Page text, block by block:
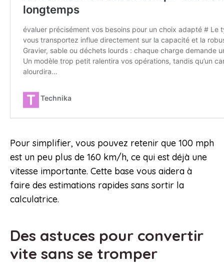
Pour simplifier, vous pouvez retenir que 100 mph
est un peu plus de 160 km/h, ce qui est déjà une
vitesse importante. Cette base vous aidera à
faire des estimations rapides sans sortir la
calculatrice.
Des astuces pour convertir
vite sans se tromper